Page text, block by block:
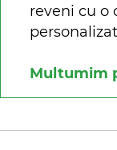
reveni cu o
Multumim